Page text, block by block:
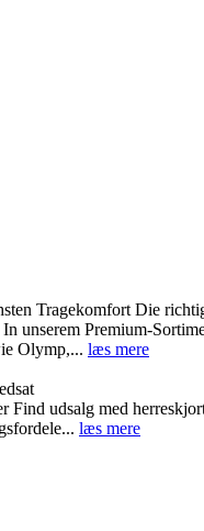
Tragekomfort Die
unserem Premium-
Olymp,... læs mere
Find udsalg med
læs mere